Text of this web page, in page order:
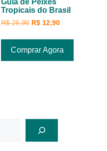
Guia de Peixes
Tropicais do Brasil
R$26,90 R$12,90
Comprar Agora